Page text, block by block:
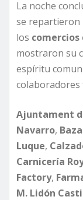
La noche
se repartieron
los
mostraron su
espíritu
colaboradores
Ajuntament
Navarro,
Luque,
Carnicería
Factory,
M. Lidón